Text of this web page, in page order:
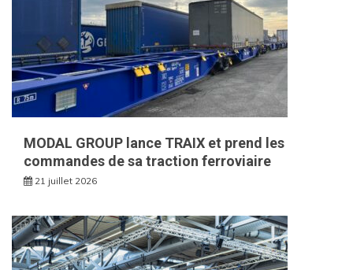
MODAL GROUP lance TRAIX et prend les
commandes de sa traction ferroviaire
21 juillet 2026